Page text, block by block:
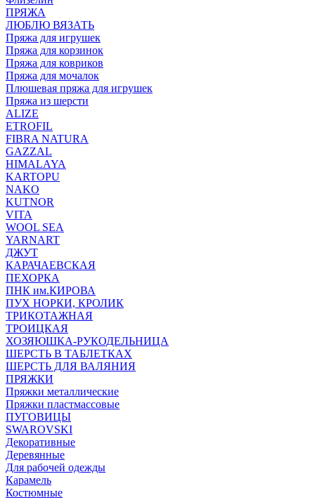
ПРЯЖА
ЛЮБЛЮ ВЯЗАТЬ
Пряжа для игрушек
Пряжа для корзинок
Пряжа для ковриков
Пряжа для мочалок
Плюшевая пряжа для игрушек
Пряжа из шерсти
ALIZE
ETROFIL
FIBRA NATURA
GAZZAL
HIMALAYA
KARTOPU
NAKO
KUTNOR
VITA
WOOL SEA
YARNART
ДЖУТ
КАРАЧАЕВСКАЯ
ПЕХОРКА
ПНК им.КИРОВА
ПУХ НОРКИ, КРОЛИК
ТРИКОТАЖНАЯ
ТРОИЦКАЯ
ХОЗЯЮШКА-РУКОДЕЛЬНИЦА
ШЕРСТЬ В ТАБЛЕТКАХ
ШЕРСТЬ ДЛЯ ВАЛЯНИЯ
ПРЯЖКИ
Пряжки металлические
Пряжки пластмассовые
ПУГОВИЦЫ
SWAROVSKI
Декоративные
Деревянные
Для рабочей одежды
Карамель
Костюмные